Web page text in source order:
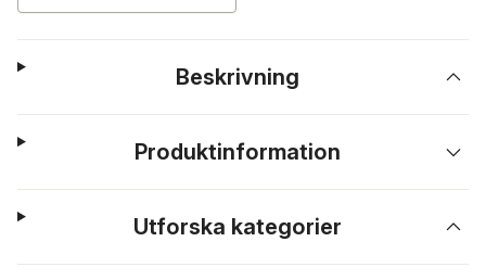
Beskrivning
Produktinformation
Utforska kategorier